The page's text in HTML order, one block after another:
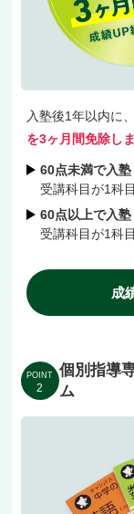
阪急千里線「
れず、夜道も
塾選びに迷わ
しいただき、
い！
入塾後1年以内に
を3ヶ月間免除しま
60点未満で入塾
受講科目が1科
60点以上で入塾
受講科目が1科
成
POINT
2
個別指導
ム